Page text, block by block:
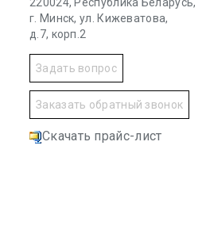
г. Минск, ул. Кижеватова,
д.7, корп.2
Задать вопрос
Заказать обратный звонок
Скачать прайс-лист